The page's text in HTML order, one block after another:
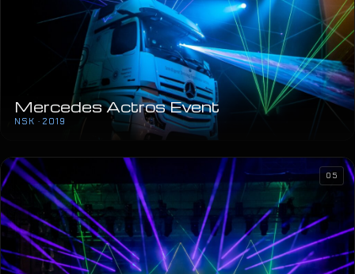
Mercedes Actros Event
NSK · 2019
05